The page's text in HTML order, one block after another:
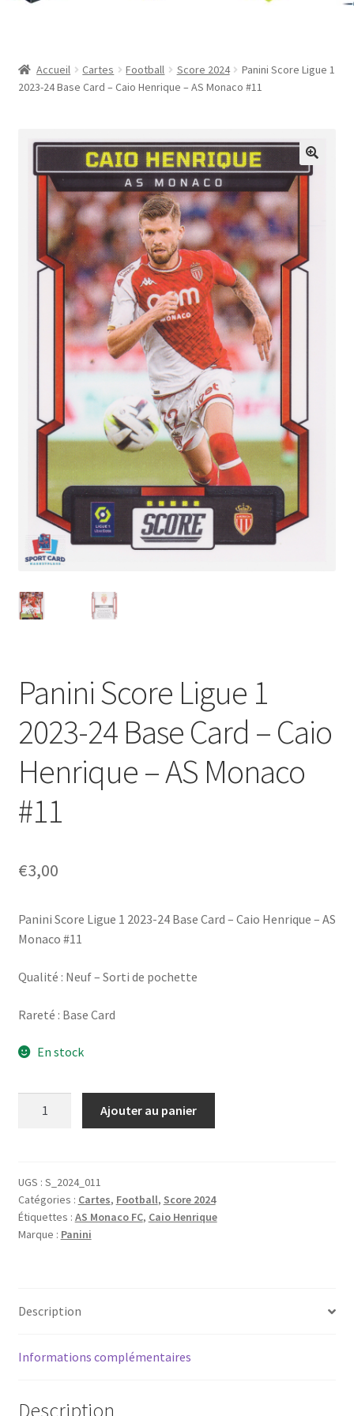
Mon compte
Panier
Validation de la commande
Accueil Cartes Football Score 2024
Panini Score Ligue 1
2023-24 Base Card – Caio Henrique – AS Monaco #11
Panini Score Ligue 1
2023-24 Base Card – Caio
Henrique – AS Monaco
#11
€3,00
Panini Score Ligue 1 2023-24 Base Card – Caio Henrique – AS
Monaco #11
Qualité : Neuf – Sorti de pochette
Rareté : Base Card
En stock
Ligue
1
2023-
24
Caio
-
Ajouter au panier
UGS : S_2024_011
Catégories : Cartes, Football, Score 2024
Étiquettes : AS Monaco FC, Caio Henrique
Marque : Panini
Description
Informations complémentaires
Description